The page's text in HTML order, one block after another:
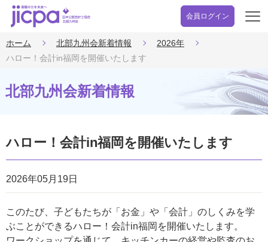
会員ログイン
開
ホーム 北部九州会新着情報
2026年
ハロー！会計in福岡を開催いたします
北部九州会新着情報
ハロー！会計in福岡を開催いたします
2026年05月19日
このたび、子どもたちが「お金」や「会計」のしくみを学
ぶことができるハロー！会計in福岡を開催いたします。